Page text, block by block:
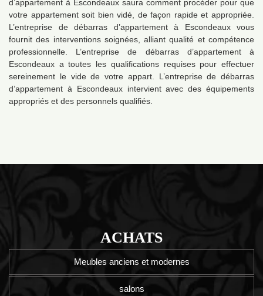
d’appartement à Escondeaux saura comment procéder pour que
votre appartement soit bien vidé, de façon rapide et appropriée.
L’entreprise de débarras d’appartement à Escondeaux vous
fournit des interventions soignées, alliant qualité et compétence
professionnelle. L’entreprise de débarras d’appartement à
Escondeaux a toutes les qualifications requises pour effectuer
sereinement le vide de votre appart. L’entreprise de débarras
d’appartement à Escondeaux intervient avec des équipements
appropriés et des personnels qualifiés.
ACHATS
Meubles anciens et modernes
salons